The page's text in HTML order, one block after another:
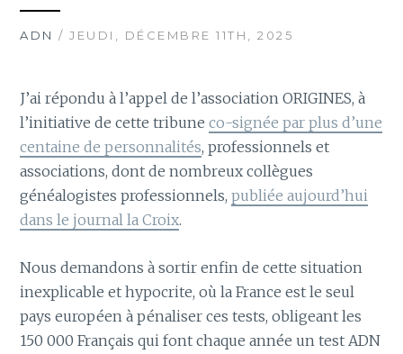
ADN / JEUDI, DÉCEMBRE 11TH, 2025
J’ai répondu à l’appel de l’association ORIGINES, à
l’initiative de cette tribuneco-signée par plus d’une
centaine de personnalités, professionnels et
associations, dont de nombreux collègues
généalogistes professionnels,publiée aujourd’hui
dans le journal la Croix.
Nous demandons à sortir enfin de cette situation
inexplicable et hypocrite, où la France est le seul
pays européen à pénaliser ces tests, obligeant les
150 000 Français qui font chaque année un test ADN